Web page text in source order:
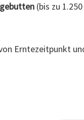
(bis zu
Erntezeitpunkt